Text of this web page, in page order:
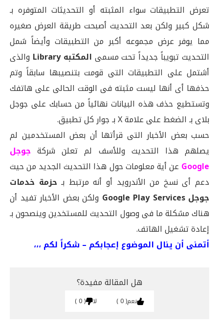
تعرض التطبيقات سواء المثبته أو التحديثات المتوفره بـ
شكل كبير ولكن بعد التحديث أصبحت طريقة العرض صغيره
مما يوفر عرض مجموعه أكبر من التطبيقات وأيضاً شمل
التحديث تبويباً جديداً تحت مسمى المكتبه Library
والذى
أشتمل على التطبيقات التى قومت بتنصيبها سابقاً وتم
حذفها أى أنها ليست مثبته فى الوقت الحالى على هاتفك
وتستطيع حذف هذه البيانات نهائياً من حسابك على جوجل
بلاى بـ الضغط على علامة X بـ جوار كل تطبيق.
حسب بعض الأخبار التى قرأتها أن بعض المستخدمين لم
يصلهم هذا التحديث وللأسف لم تعلن شركة جوجل
Google عن أية معلومات حول هذا التحديث الجديد من حيث
دعم أى نسخ من الأندرويد أو أنه مرتبط بـ حزمة خدمات
جوجل Google Play Services
ولكن بعض الأخبار تفيد أن
هناك مشكلة ما فى وصول التحديث للمستخدين وينصحون بـ
إعادة تشغيل الهاتف.
أتمنى أن ينال الموضوع إعجابكم – شكراً لكم ،،،
هل المقالة مفيدة؟
نعم 0 لا 0